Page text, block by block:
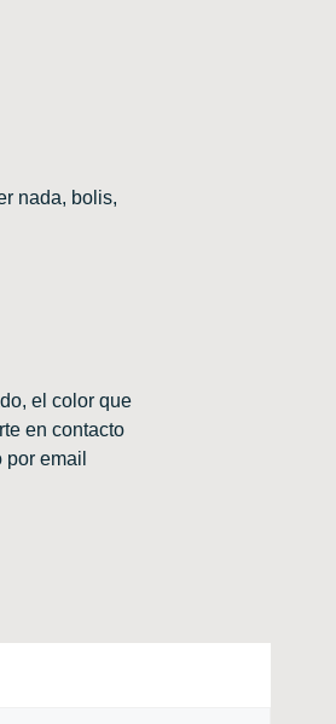
nada, bolis,
el color que
en contacto
email